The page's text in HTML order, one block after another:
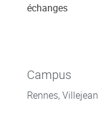
échanges
Campus
Rennes, Villejean